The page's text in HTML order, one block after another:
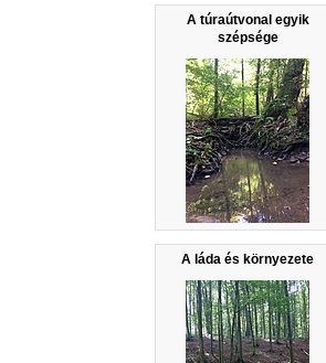
A túraútvonal egyik
szépsége
A láda és környezete